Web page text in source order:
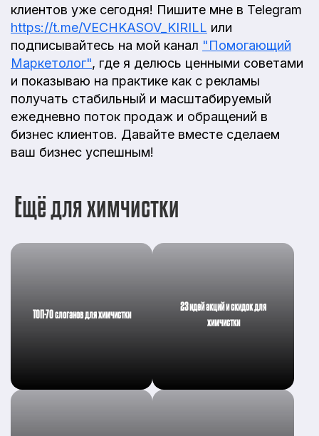
клиентов уже сегодня! Пишите мне в Telegram
https://t.me/VECHKASOV_KIRILL или
подписывайтесь на мой канал "Помогающий
Маркетолог", где я делюсь ценными советами
и показываю на практике как с рекламы
получать стабильный и масштабируемый
ежедневно поток продаж и обращений в
бизнес клиентов. Давайте вместе сделаем
ваш бизнес успешным!
Ещё для химчистки
ТОП-70 слоганов для химчистки
23 идей акций и скидок для
химчистки